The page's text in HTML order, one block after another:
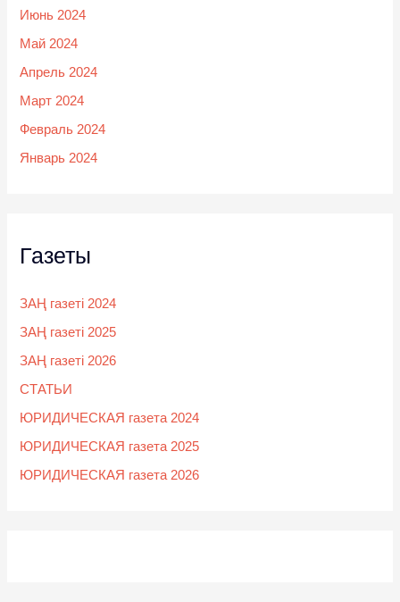
Июнь 2024
Май 2024
Апрель 2024
Март 2024
Февраль 2024
Январь 2024
Газеты
ЗАҢ газеті 2024
ЗАҢ газеті 2025
ЗАҢ газеті 2026
СТАТЬИ
ЮРИДИЧЕСКАЯ газета 2024
ЮРИДИЧЕСКАЯ газета 2025
ЮРИДИЧЕСКАЯ газета 2026